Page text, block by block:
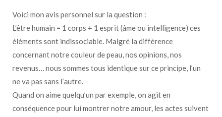
Voici mon avis personnel sur la question :
L’être humain = 1 corps + 1 esprit (âme ou intelligence) ces
éléments sont indissociable. Malgré la différence
concernant notre couleur de peau, nos opinions, nos
revenus… nous sommes tous identique sur ce principe, l’un
ne va pas sans l’autre.
Quand on aime quelqu’un par exemple, on agit en
conséquence pour lui montrer notre amour, les actes suivent